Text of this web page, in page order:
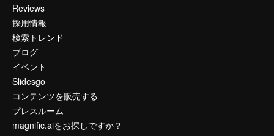
Reviews
採用情報
検索トレンド
ブログ
イベント
Slidesgo
コンテンツを販売する
プレスルーム
magnific.aiをお探しですか？